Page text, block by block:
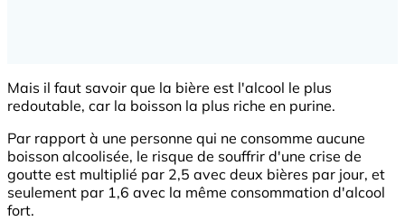
Mais il faut savoir que la bière est l'alcool le plus
redoutable, car la boisson la plus riche en purine.
Par rapport à une personne qui ne consomme aucune
boisson alcoolisée, le risque de souffrir d'une crise de
goutte est multiplié par 2,5 avec deux bières par jour, et
seulement par 1,6 avec la même consommation d'alcool
fort.